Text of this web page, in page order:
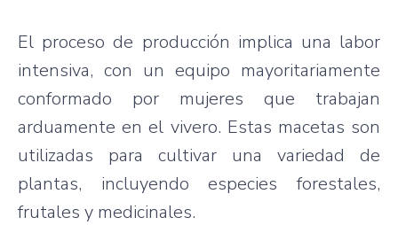
El proceso de producción implica una labor
intensiva, con un equipo mayoritariamente
conformado por mujeres que trabajan
arduamente en el vivero. Estas macetas son
utilizadas para cultivar una variedad de
plantas, incluyendo especies forestales,
frutales y medicinales.